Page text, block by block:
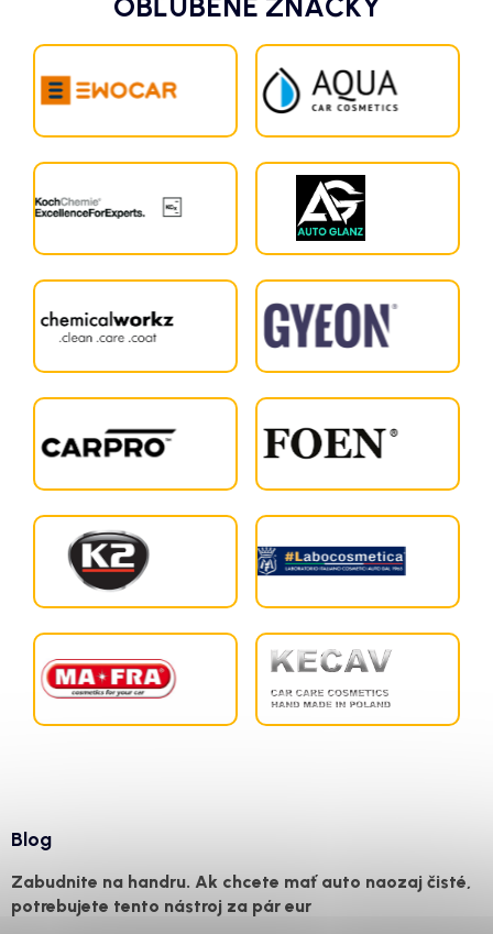
Blog
Zabudnite na handru. Ak chcete mať auto naozaj čisté,
potrebujete tento nástroj za pár eur